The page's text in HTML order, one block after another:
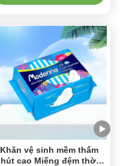
Khăn vệ sinh mềm thấm
hút cao Miếng đệm thời